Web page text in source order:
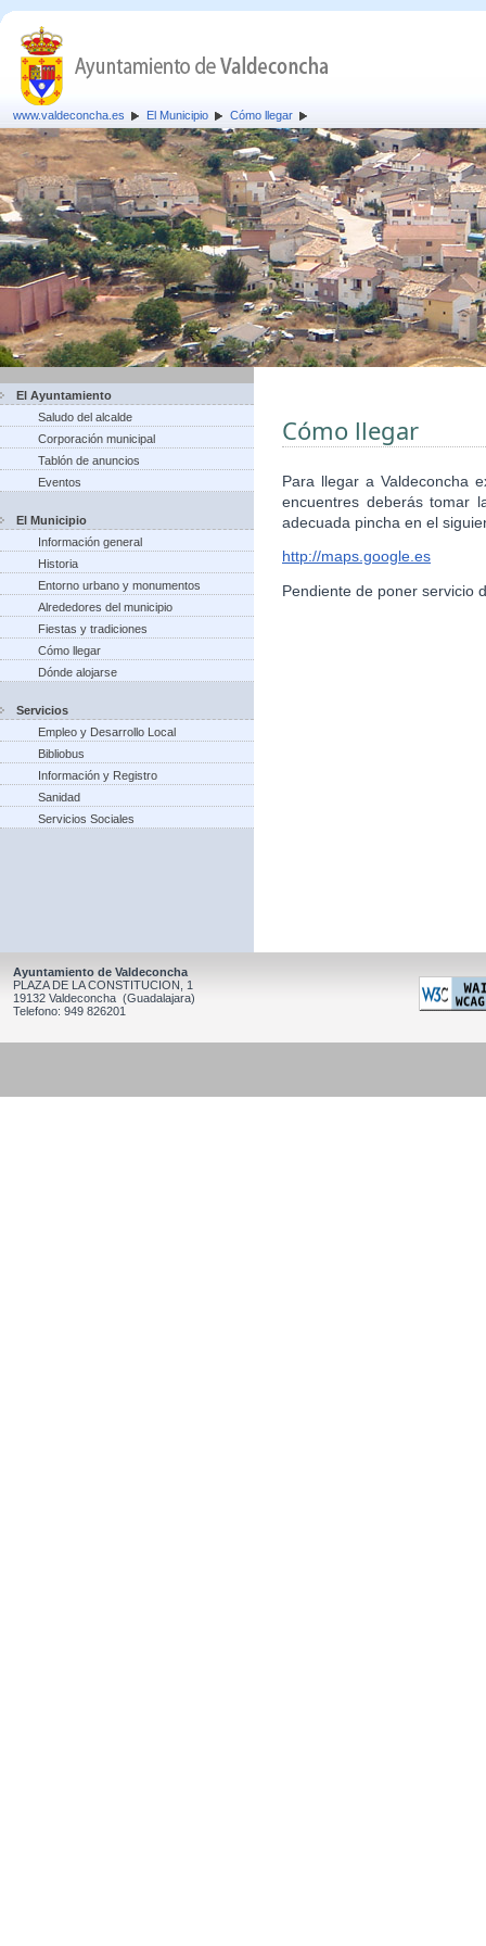
www.valdeconcha.es El Municipio Cómo llegar
El Ayuntamiento
Saludo del alcalde
Corporación municipal
Tablón de anuncios
Eventos
El Municipio
Información general
Historia
Entorno urbano y monumentos
Alrededores del municipio
Fiestas y tradiciones
Cómo llegar
Dónde alojarse
Servicios
Empleo y Desarrollo Local
Bibliobus
Información y Registro
Sanidad
Servicios Sociales
Cómo llegar
Para llegar a Valdeconcha
encuentres deberás tomar
adecuada pincha en el
http://maps.google.es
Pendiente de poner servicio
Ayuntamiento de Valdeconcha
PLAZA DE LA CONSTITUCION, 1
19132 Valdeconcha (Guadalajara)
Telefono: 949 826201